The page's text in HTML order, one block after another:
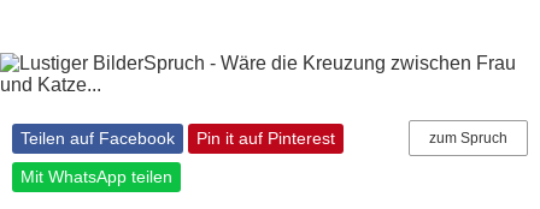
zum Spruch
Teilen auf Facebook
Pin it auf Pinterest
Mit WhatsApp teilen